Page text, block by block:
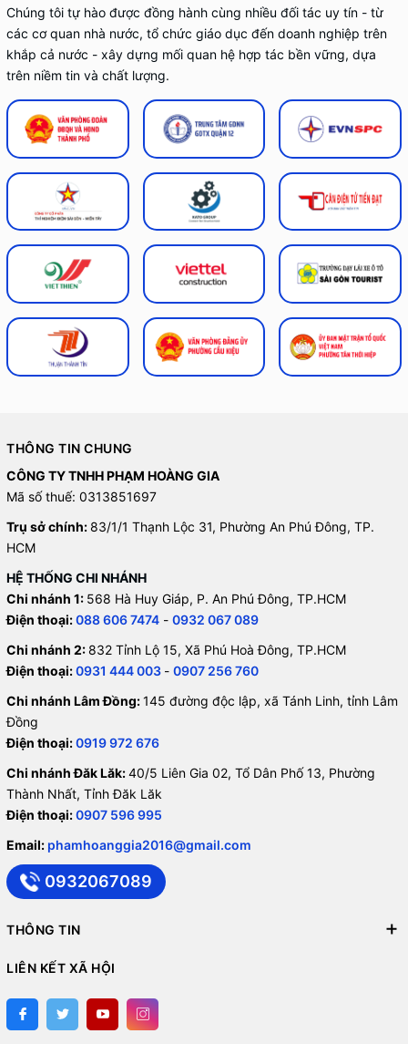
Chúng tôi tự hào được đồng hành cùng nhiều đối tác uy tín - từ
các cơ quan nhà nước, tổ chức giáo dục đến doanh nghiệp trên
khắp cả nước - xây dựng mối quan hệ hợp tác bền vững, dựa
trên niềm tin và chất lượng.
THÔNG TIN CHUNG
CÔNG TY TNHH PHẠM HOÀNG GIA
Mã số thuế: 0313851697
Trụ sở chính: 83/1/1 Thạnh Lộc 31, Phường An Phú Đông, TP.
HCM
HỆ THỐNG CHI NHÁNH
Chi nhánh 1: 568 Hà Huy Giáp, P. An Phú Đông, TP.HCM
Điện thoại:088 606 7474 - 0932 067 089
Chi nhánh 2: 832 Tỉnh Lộ 15, Xã Phú Hoà Đông, TP.HCM
Điện thoại:0931 444 003 - 0907 256 760
Chi nhánh Lâm Đồng:145 đường độc lập, xã Tánh Linh, tỉnh Lâm
Đồng
Điện thoại:0919 972 676
Chi nhánh Đăk Lăk:40/5 Liên Gia 02, Tổ Dân Phố 13, Phường
Thành Nhất, Tỉnh Đăk Lăk
Điện thoại:0907 596 995
Email: phamhoanggia2016@gmail.com
0932067089
THÔNG TIN
LIÊN KẾT XÃ HỘI